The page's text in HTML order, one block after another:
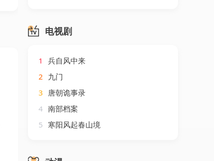
电视剧
1
兵自风中来
2 九门
3 唐朝诡事录
4 南部档案
5 寒阳风起春山境